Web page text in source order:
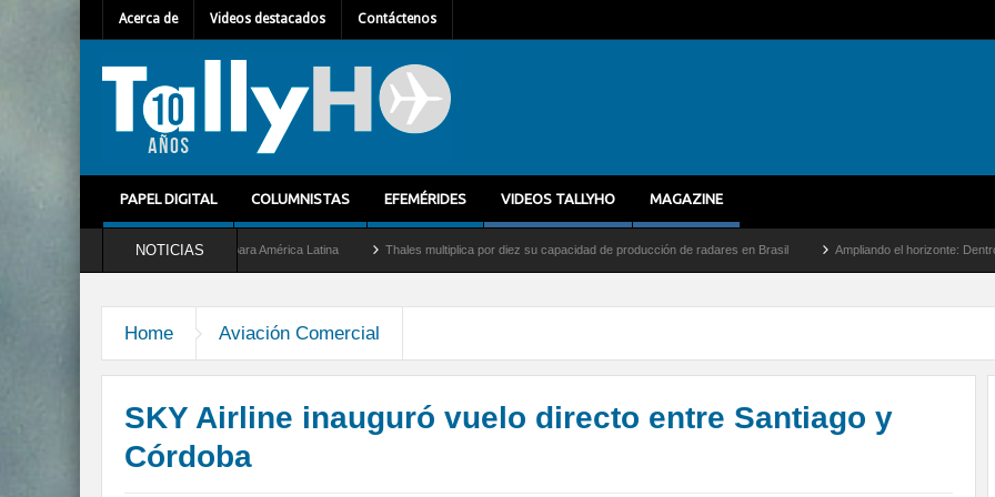
Acerca de Videos destacados Contáctenos
PAPEL DIGITAL COLUMNISTAS EFEMÉRIDES VIDEOS TALLYHO MAGAZINE
NOTICIAS
nuevo Director General para América Latina Thales multiplica por diez su capacidad de producción de radares en Brasil Ampliando el horizonte: Dentro del vuelo de
Home Aviación Comercial
SKY Airline inauguró vuelo directo entre Santiago y
Córdoba